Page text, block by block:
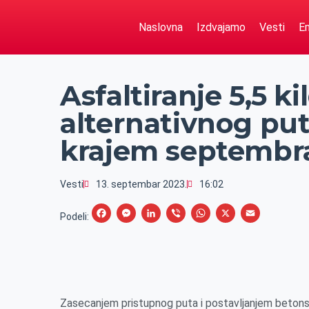
Naslovna Izdvajamo Vesti
Asfaltiranje 5,5
alternativnog
krajem
Vesti 13. septembar 2023. 16:02
Podeli:
F
M
L
V
W
X
Zasecanjem pristupnog puta i postavljanjem